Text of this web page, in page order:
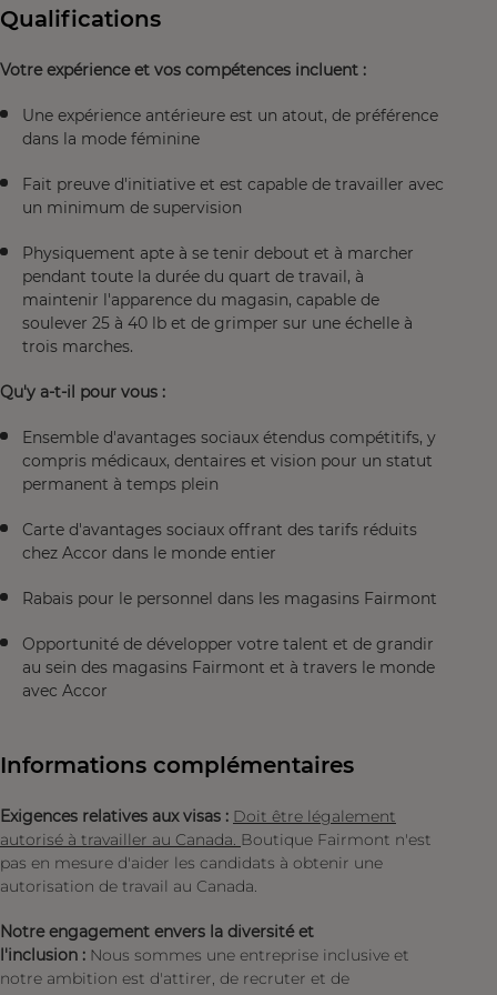
Qualifications
Votre expérience et vos compétences incluent :
Une expérience antérieure est un atout, de préférence
dans la mode féminine
Fait preuve d'initiative et est capable de travailler avec
un minimum de supervision
Physiquement apte à se tenir debout et à marcher
pendant toute la durée du quart de travail, à
maintenir l'apparence du magasin, capable de
soulever 25 à 40 lb et de grimper sur une échelle à
trois marches.
Qu'y a-t-il pour vous :
Ensemble d'avantages sociaux étendus compétitifs, y
compris médicaux, dentaires et vision pour un statut
permanent à temps plein
Carte d'avantages sociaux offrant des tarifs réduits
chez Accor dans le monde entier
Rabais pour le personnel dans les magasins Fairmont
Opportunité de développer votre talent et de grandir
au sein des magasins Fairmont et à travers le monde
avec Accor
Informations complémentaires
Exigences relatives aux visas : Doit être légalement
autorisé à travailler au Canada. Boutique Fairmont n'est
pas en mesure d'aider les candidats à obtenir une
autorisation de travail au Canada.
Notre engagement envers la diversité et
l'inclusion : Nous sommes une entreprise inclusive et
notre ambition est d'attirer, de recruter et de